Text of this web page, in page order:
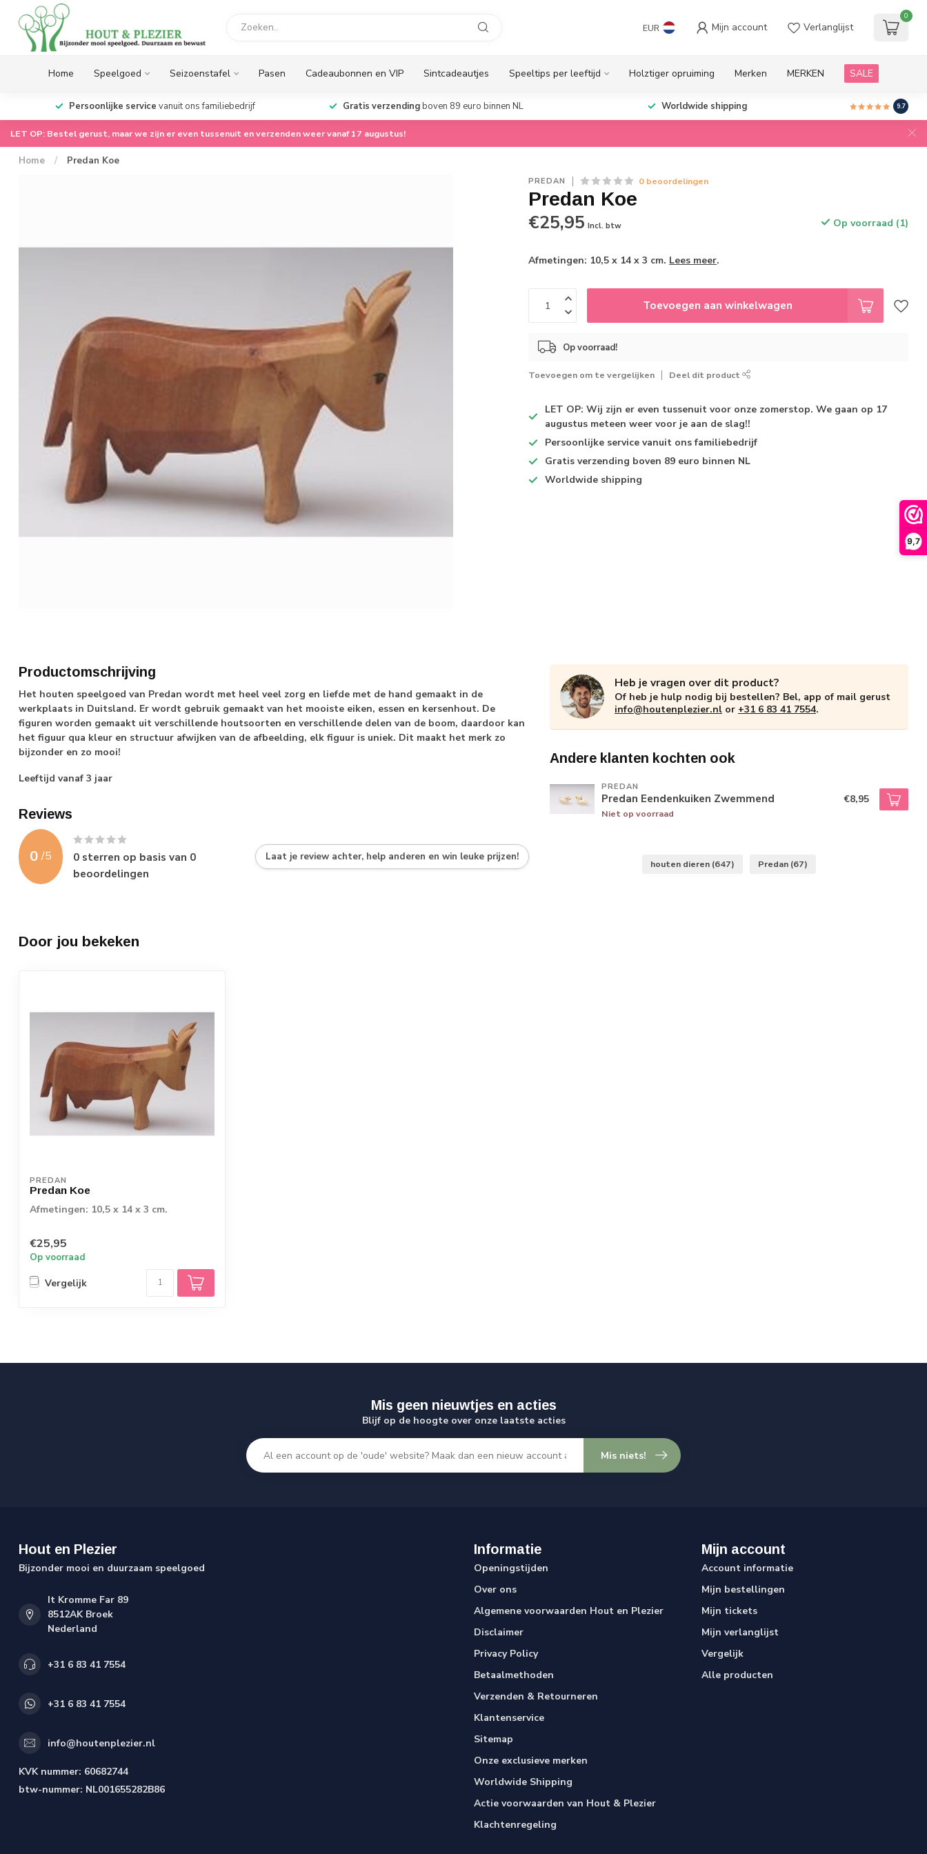
9,7
EUR Mijn account Verlanglijst
0
Home Speelgoed Seizoenstafel Pasen Cadeaubonnen en VIP Sintcadeautjes Speeltips per leeftijd Holztiger opruiming Merken MERKEN SALE
Persoonlijke service vanuit ons familiebedrijf Gratis verzendingboven 89 euro binnen NL Worldwide shipping 9.7
LET OP: Bestel gerust, maar we zijn er even tussenuit en verzenden weer vanaf 17 augustus!
Home / Predan Koe
PREDAN 0 beoordelingen
Predan Koe
€25,95 Incl. btw Op voorraad (1)
Afmetingen: 10,5 x 14 x 3 cm. Lees meer.
Toevoegen aan winkelwagen
Op voorraad!
Toevoegen om te vergelijken Deel dit product
LET OP: Wij zijn er even tussenuit voor onze zomerstop. We gaan op 17
augustus meteen weer voor je aan de slag!!
Persoonlijke service vanuit ons familiebedrijf
Gratis verzending boven 89 euro binnen NL
Worldwide shipping
Productomschrijving
Het houten speelgoed van Predan wordt met heel veel zorg en liefde met de hand gemaakt in de
werkplaats in Duitsland. Er wordt gebruik gemaakt van het mooiste eiken, essen en kersenhout. De
figuren worden gemaakt uit verschillende houtsoorten en verschillende delen van de boom, daardoor kan
het figuur qua kleur en structuur afwijken van de afbeelding, elk figuur is uniek. Dit maakt het merk zo
bijzonder en zo mooi!
Leeftijd vanaf 3 jaar
Reviews
0 /5 0 sterren op basis van 0
beoordelingen
Laat je review achter, help anderen en win leuke prijzen!
Heb je vragen over dit product?
Of heb je hulp nodig bij bestellen? Bel, app of mail gerust
info@houtenplezier.nl or +31 6 83 41 7554.
Andere klanten kochten ook
PREDAN
Predan Eendenkuiken Zwemmend
Niet op voorraad
€8,95
houten dieren (647) Predan (67)
Door jou bekeken
PREDAN
Predan Koe
Afmetingen: 10,5 x 14 x 3 cm.
€25,95
Op voorraad
Vergelijk
Mis geen nieuwtjes en acties
Blijf op de hoogte over onze laatste acties
Mis niets!
Hout en Plezier
Bijzonder mooi en duurzaam speelgoed
It Kromme Far 89
8512AK Broek
Nederland
+31 6 83 41 7554
+31 6 83 41 7554
info@houtenplezier.nl
KVK nummer: 60682744
btw-nummer: NL001655282B86
Informatie
Openingstijden
Over ons
Algemene voorwaarden Hout en Plezier
Disclaimer
Privacy Policy
Betaalmethoden
Verzenden & Retourneren
Klantenservice
Sitemap
Onze exclusieve merken
Worldwide Shipping
Actie voorwaarden van Hout & Plezier
Klachtenregeling
Mijn account
Account informatie
Mijn bestellingen
Mijn tickets
Mijn verlanglijst
Vergelijk
Alle producten